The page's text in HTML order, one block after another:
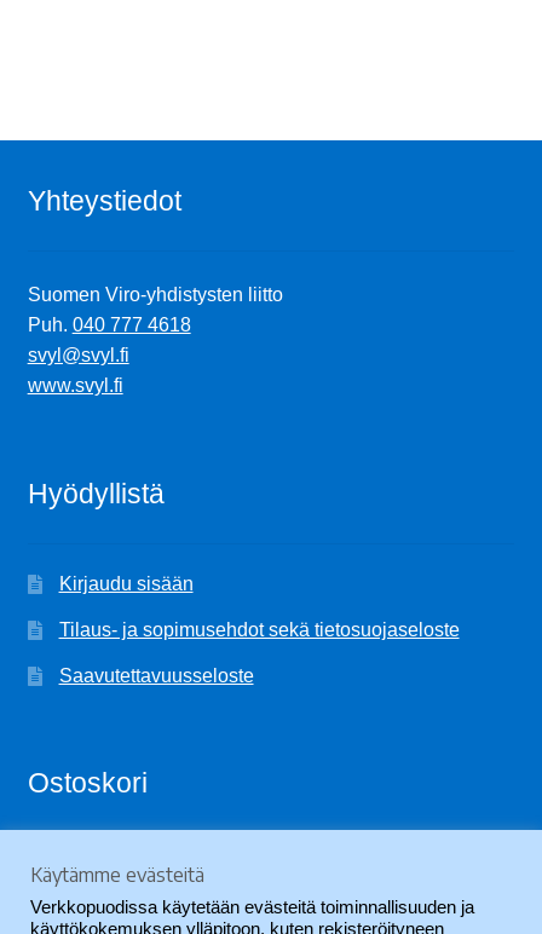
Yhteystiedot
Suomen Viro-yhdistysten liitto
Puh. 040 777 4618
svyl@svyl.fi
www.svyl.fi
Hyödyllistä
Kirjaudu sisään
Tilaus- ja sopimusehdot sekä tietosuojaseloste
Saavutettavuusseloste
Ostoskori
Ostoskori on tyhjä.
Käytämme evästeitä
Verkkopuodissa käytetään evästeitä toiminnallisuuden ja
käyttökokemuksen ylläpitoon, kuten rekisteröityneen